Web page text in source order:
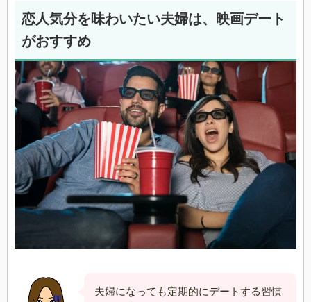
恋人気分を味わいたい夫婦は、映画デート
がおすすめ
夫婦になっても定期的にデートする習慣